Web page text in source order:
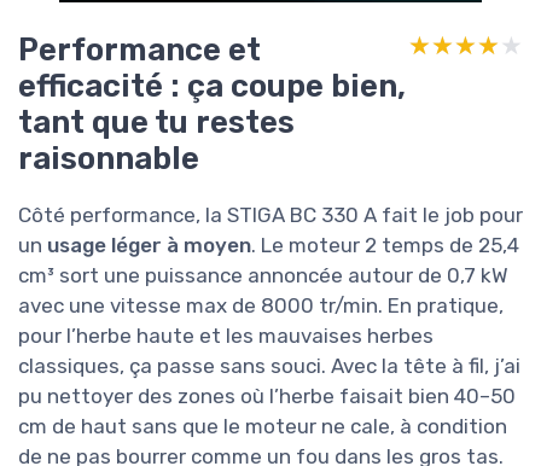
Performance et
efficacité : ça coupe bien,
tant que tu restes
raisonnable
★★★★★
★★★★★
Côté performance, la STIGA BC 330 A fait le job pour
un usage léger à moyen. Le moteur 2 temps de 25,4
cm³ sort une puissance annoncée autour de 0,7 kW
avec une vitesse max de 8000 tr/min. En pratique,
pour l’herbe haute et les mauvaises herbes
classiques, ça passe sans souci. Avec la tête à fil, j’ai
pu nettoyer des zones où l’herbe faisait bien 40–50
cm de haut sans que le moteur ne cale, à condition
de ne pas bourrer comme un fou dans les gros tas.